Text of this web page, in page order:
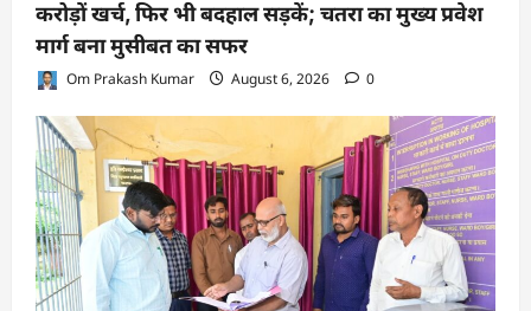
करोड़ों खर्च, फिर भी बदहाल सड़कें; चतरा का मुख्य प्रवेश
मार्ग बना मुसीबत का सफर
Om Prakash Kumar August 6, 2026 0